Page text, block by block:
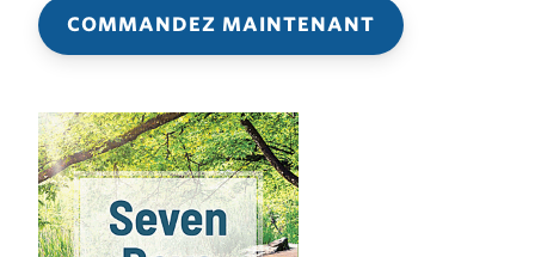
COMMANDEZ MAINTENANT